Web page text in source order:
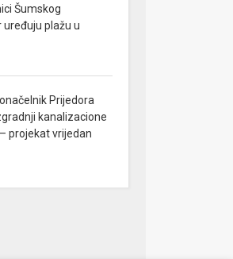
Šumskog
plažu u
Prijedora
kanalizacione
projekat vrijedan